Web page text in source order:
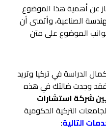
عن أهمية هذا الموضوع
الصناعية، وأتمنى أن
الموضوع على متن
الدراسة في تركيا وتريد
وجدت ضالتك في هذه
شركة استشارات
التركية الحكومية
التالية: